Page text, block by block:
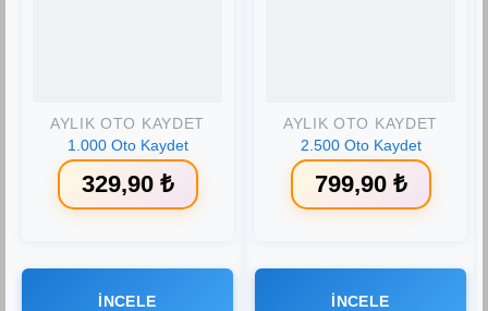
AYLIK OTO KAYDET
1.000 Oto Kaydet
329,90 ₺
İNCELE
AYLIK OTO KAYDET
2.500 Oto Kaydet
799,90 ₺
İNCELE